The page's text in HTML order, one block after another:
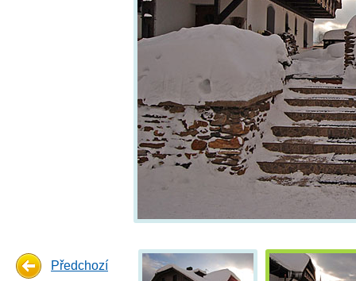
Předchozí